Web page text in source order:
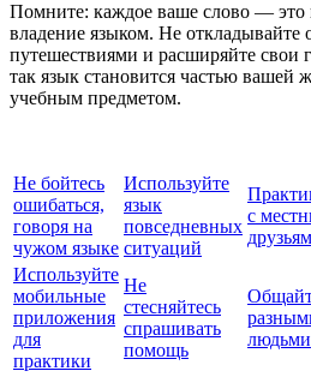
Помните: каждое ваше слово — это
владение языком. Не откладывайте
путешествиями и расширяйте свои
так язык становится частью вашей
учебным предметом.
Не бойтесь
ошибаться,
говоря на
чужом языке
Используйте
язык
повседневных
ситуаций
с
Используйте
мобильные
приложения
для
практики
Не
стесняйтесь
спрашивать
помощь
людьми